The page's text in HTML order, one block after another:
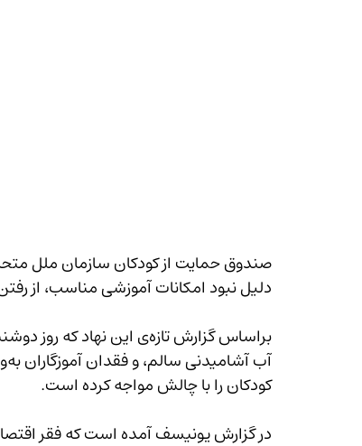
دلیل نبود امکانات آموزشی مناسب، از
کودکان را با چالش مواجه کرده است.